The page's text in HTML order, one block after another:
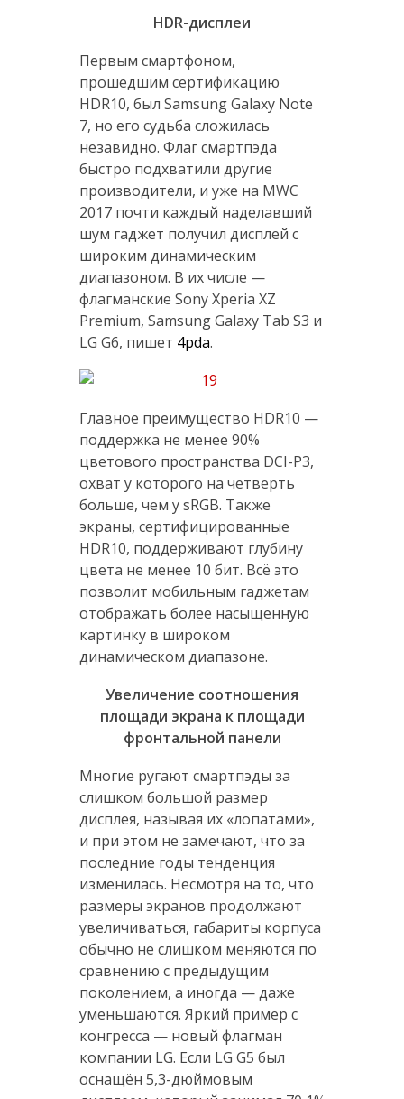
HDR-дисплеи
Первым смартфоном,
прошедшим сертификацию
HDR10, был Samsung Galaxy Note
7, но его судьба сложилась
незавидно. Флаг смартпэда
быстро подхватили другие
производители, и уже на MWC
2017 почти каждый наделавший
шум гаджет получил дисплей с
широким динамическим
диапазоном. В их числе —
флагманские Sony Xperia XZ
Premium, Samsung Galaxy Tab S3 и
LG G6, пишет 4pda.
Главное преимущество HDR10 —
поддержка не менее 90%
цветового пространства DCI-P3,
охват у которого на четверть
больше, чем у sRGB. Также
экраны, сертифицированные
HDR10, поддерживают глубину
цвета не менее 10 бит. Всё это
позволит мобильным гаджетам
отображать более насыщенную
картинку в широком
динамическом диапазоне.
Увеличение соотношения
площади экрана к площади
фронтальной панели
Многие ругают смартпэды за
слишком большой размер
дисплея, называя их «лопатами»,
и при этом не замечают, что за
последние годы тенденция
изменилась. Несмотря на то, что
размеры экранов продолжают
увеличиваться, габариты корпуса
обычно не слишком меняются по
сравнению с предыдущим
поколением, а иногда — даже
уменьшаются. Яркий пример с
конгресса — новый флагман
компании LG. Если LG G5 был
оснащён 5,3-дюймовым